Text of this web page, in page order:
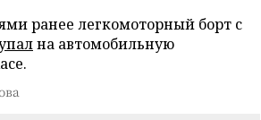
ранее легкомоторный борт с
на автомобильную